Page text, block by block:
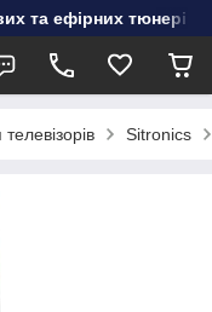
та ефірних тюнерів,
Sitronics